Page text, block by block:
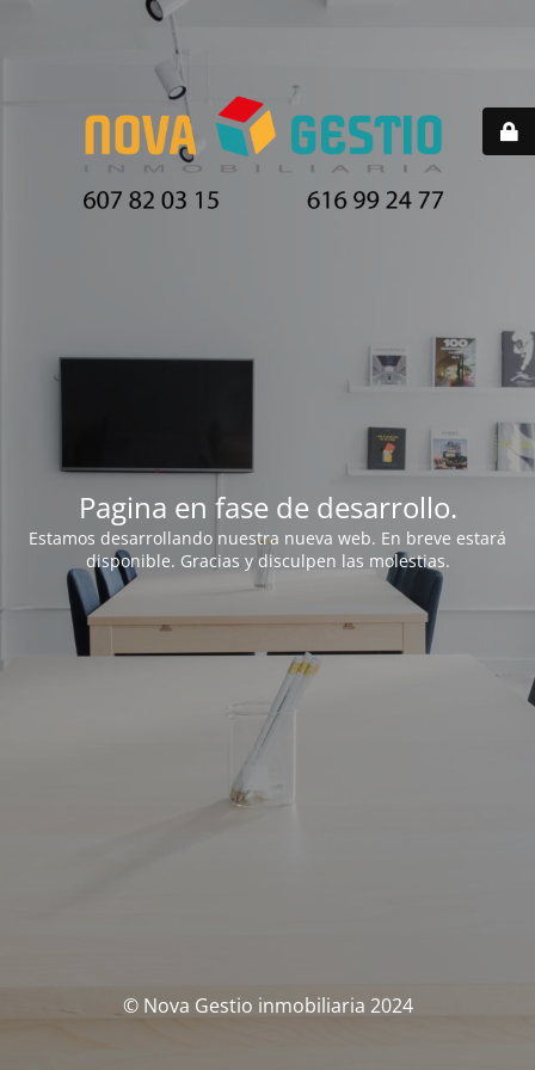
Pagina en fase de desarrollo.
Estamos desarrollando nuestra nueva web. En breve estará
disponible. Gracias y disculpen las molestias.
© Nova Gestio inmobiliaria 2024